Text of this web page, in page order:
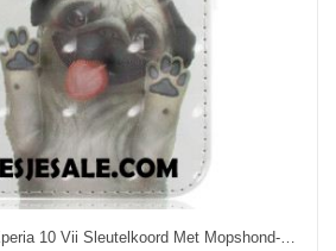
Flip Case Leren Sony Xperia 10 Vii Sleutelkoord Met Mopshond-patroon